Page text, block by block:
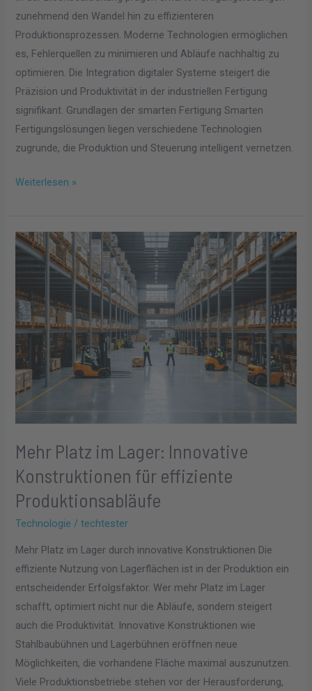
zunehmend den Wandel hin zu effizienteren
Produktionsprozessen. Moderne Technologien ermöglichen
es, Fehlerquellen zu minimieren und Abläufe nachhaltig zu
optimieren. Die Integration digitaler Systeme steigert die
Präzision und Produktivität in der industriellen Fertigung
signifikant. Grundlagen der smarten Fertigung Smarten
Fertigungslösungen liegen verschiedene Technologien
zugrunde, die Produktion und Steuerung intelligent vernetzen.
Weiterlesen »
Mehr Platz im Lager: Innovative
Konstruktionen für effiziente
Produktionsabläufe
Technologie /techtester
Mehr Platz im Lager durch innovative Konstruktionen Die
effiziente Nutzung von Lagerflächen ist in der Produktion ein
entscheidender Erfolgsfaktor. Wer mehr Platz im Lager
schafft, optimiert nicht nur die Abläufe, sondern steigert
auch die Produktivität. Innovative Konstruktionen wie
Stahlbaubühnen und Lagerbühnen eröffnen neue
Möglichkeiten, die vorhandene Fläche maximal auszunutzen.
Viele Produktionsbetriebe stehen vor der Herausforderung,
Mehr
Platz
Lager:
Innovative
Konstruktionen
für
effiziente
Produktionsabläufe